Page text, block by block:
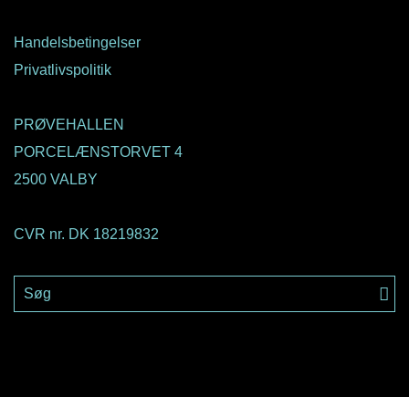
Handelsbetingelser
Privatlivspolitik
PRØVEHALLEN
PORCELÆNSTORVET 4
2500 VALBY
CVR nr. DK 18219832